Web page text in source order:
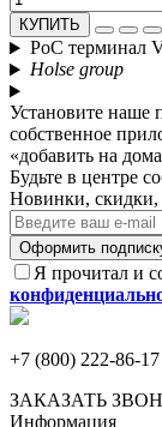
КУПИТЬ
PoC терминал
Holse group
Установите наше
собственное
«добавить на
Будьте в центре
Новинки, скидки,
Оформить
Я прочитал и
+7 (800) 222-86-17
ЗАКАЗАТЬ
Информация